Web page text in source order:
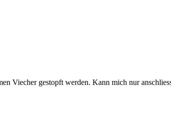
Viecher gestopft werden. Kann mich nur